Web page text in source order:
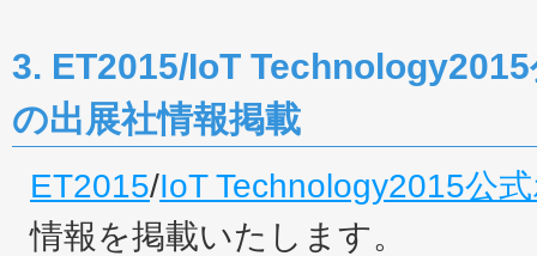
3. ET2015/IoT
の出展社情報掲載
ET2015/IoT Technology2015公
情報を掲載いたします。